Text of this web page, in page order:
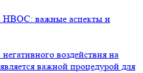
НВОС: важные аспекты и
воздействия на
важной процедурой для